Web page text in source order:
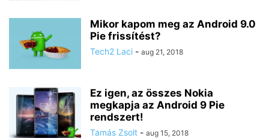
Mikor kapom meg az Android 9.0
Pie frissítést?
Tech2 Laci - aug 21, 2018
Ez igen, az összes Nokia
megkapja az Android 9 Pie
rendszert!
Tamás Zsolt - aug 15, 2018